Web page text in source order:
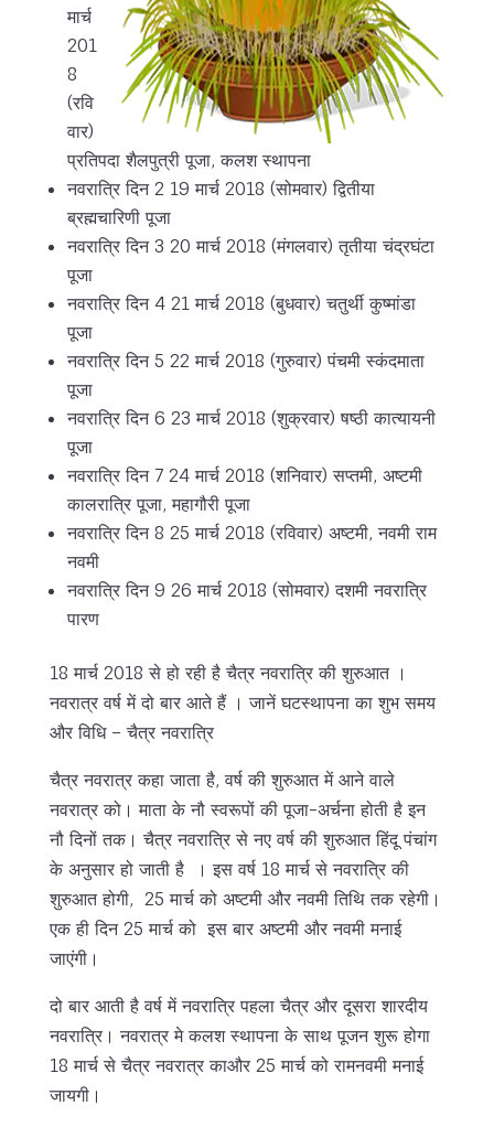
मार्च
201
8
(रवि
वार)
प्रतिपदा शैलपुत्री पूजा, कलश स्थापना
नवरात्रि दिन 2 19 मार्च 2018 (सोमवार) द्वितीया
ब्रह्मचारिणी पूजा
नवरात्रि दिन 3 20 मार्च 2018 (मंगलवार) तृतीया चंद्रघंटा
पूजा
नवरात्रि दिन 4 21 मार्च 2018 (बुधवार) चतुर्थी कुष्मांडा
पूजा
नवरात्रि दिन 5 22 मार्च 2018 (गुरुवार) पंचमी स्कंदमाता
पूजा
नवरात्रि दिन 6 23 मार्च 2018 (शुक्रवार) षष्ठी कात्यायनी
पूजा
नवरात्रि दिन 7 24 मार्च 2018 (शनिवार) सप्तमी, अष्टमी
कालरात्रि पूजा, महागौरी पूजा
नवरात्रि दिन 8 25 मार्च 2018 (रविवार) अष्टमी, नवमी राम
नवमी
नवरात्रि दिन 9 26 मार्च 2018 (सोमवार) दशमी नवरात्रि
पारण
18 मार्च 2018 से हो रही है चैत्र नवरात्र‍ि की शुरुआत ।
नवरात्र वर्ष में दो बार आते हैं । जानें घटस्‍थापना का शुभ समय
और व‍िध‍ि – चैत्र नवरात्र‍ि
चैत्र नवरात्र कहा जाता है, वर्ष की शुरुआत में आने वाले
नवरात्र को। माता के नौ स्वरूपों की पूजा-अर्चना होती है इन
नौ दिनों तक। चैत्र नवरात्रि से नए वर्ष की शुरुआत हिंदू पंचांग
के अनुसार हो जाती है । इस वर्ष 18 मार्च से नवरात्रि की
शुरुआत होगी, 25 मार्च को अष्टमी और नवमी तिथि तक रहेगी।
एक ही दिन 25 मार्च को इस बार अष्टमी और नवमी मनाई
जाएंगी।
दो बार आती है वर्ष में नवरात्रि पहला चैत्र और दूसरा शारदीय
नवरात्रि। नवरात्र मे कलश स्थापना के साथ पूजन शुरू होगा
18 मार्च से चैत्र नवरात्र काऔर 25 मार्च को रामनवमी मनाई
जायगी।